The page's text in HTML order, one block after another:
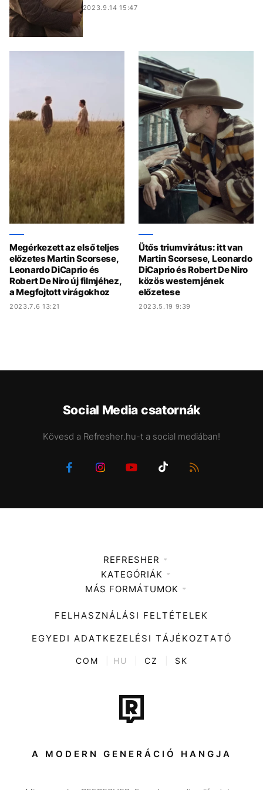
2023.9.14 15:47
Megérkezett az első teljes
előzetes Martin Scorsese,
Leonardo DiCaprio és
Robert De Niro új filmjéhez,
a Megfojtott virágokhoz
2023.7.6 13:21
Ütős triumvirátus: itt van
Martin Scorsese, Leonardo
DiCaprio és Robert De Niro
közös westernjének
előzetese
2023.5.19 9:39
Social Media csatornák
Kövesd a Refresher.hu-t a social mediában!
REFRESHER
Médiaajánlat
KATEGÓRIÁK
Zene
Divat
Kultúra
ENTR
Tech-Tudomány
Sport
Társadalom
MÁS FORMÁTUMOK
FELHASZNÁLÁSI FELTÉTELEK
EGYEDI ADATKEZELÉSI TÁJÉKOZTATÓ
COM HU CZ SK
A MODERN GENERÁCIÓ HANGJA